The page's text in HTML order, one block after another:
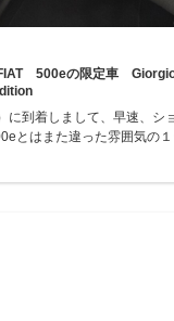
FIAT 500eの限定車
に到着しまして、早速、シ
とはまた違った雰囲気の